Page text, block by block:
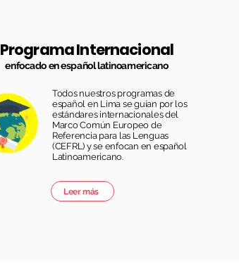
Programa Internacional
enfocado en español latinoamericano
Todos nuestros programas de
español en Lima se guían por los
estándares internacionales del
Marco Común Europeo de
Referencia para las Lenguas
(CEFRL) y se enfocan en español
Latinoamericano.
Leer más